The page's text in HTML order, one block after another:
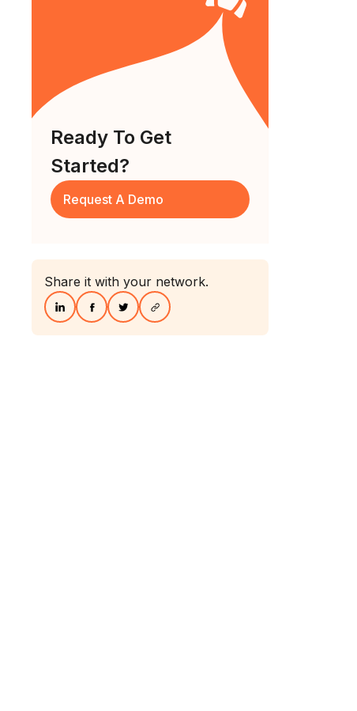
Ready To Get
Started?
Request A Demo
Share it with your network.